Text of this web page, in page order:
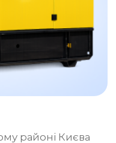
районі Києва